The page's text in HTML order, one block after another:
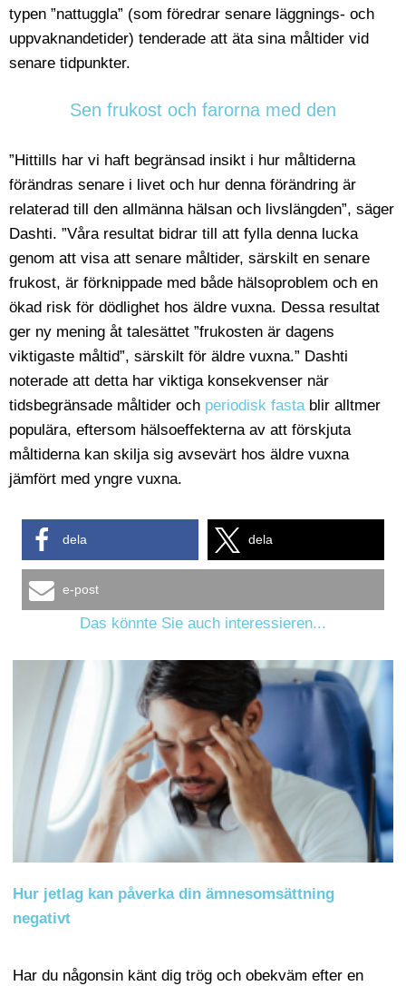
typen ”nattuggla” (som föredrar senare läggnings- och
uppvaknandetider) tenderade att äta sina måltider vid
senare tidpunkter.
Sen frukost och farorna med den
”Hittills har vi haft begränsad insikt i hur måltiderna
förändras senare i livet och hur denna förändring är
relaterad till den allmänna hälsan och livslängden”, säger
Dashti. ”Våra resultat bidrar till att fylla denna lucka
genom att visa att senare måltider, särskilt en senare
frukost, är förknippade med både hälsoproblem och en
ökad risk för dödlighet hos äldre vuxna. Dessa resultat
ger ny mening åt talesättet ”frukosten är dagens
viktigaste måltid”, särskilt för äldre vuxna.” Dashti
noterade att detta har viktiga konsekvenser när
tidsbegränsade måltider och periodisk fastablir alltmer
populära, eftersom hälsoeffekterna av att förskjuta
måltiderna kan skilja sig avsevärt hos äldre vuxna
jämfört med yngre vuxna.
dela dela
e-post
Das könnte Sie auch interessieren...
Hur jetlag kan påverka din ämnesomsättning
negativt
Har du någonsin känt dig trög och obekväm efter en